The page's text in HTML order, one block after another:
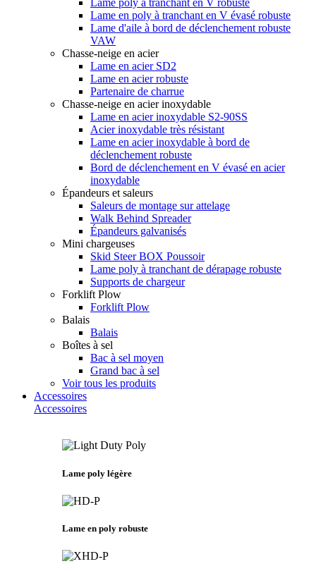
Lame poly à tranchant en V robuste
Lame en poly à tranchant en V évasé robuste
Lame d'aile à bord de déclenchement robuste
VAW
Chasse-neige en acier
Lame en acier SD2
Lame en acier robuste
Partenaire de charrue
Chasse-neige en acier inoxydable
Lame en acier inoxydable S2-90SS
Acier inoxydable très résistant
Lame en acier inoxydable à bord de
déclenchement robuste
Bord de déclenchement en V évasé en acier
inoxydable
Épandeurs et saleurs
Saleurs de montage sur attelage
Walk Behind Spreader
Épandeurs galvanisés
Mini chargeuses
Skid Steer BOX Poussoir
Lame poly à tranchant de dérapage robuste
Supports de chargeur
Forklift Plow
Forklift Plow
Balais
Balais
Boîtes à sel
Bac à sel moyen
Grand bac à sel
Voir tous les produits
Accessoires
Accessoires
Lame poly légère
Lame en poly robuste